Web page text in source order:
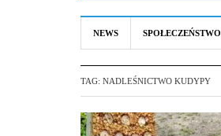
NEWS SPOŁECZEŃSTWO
TAG: NADLEŚNICTWO KUDYPY